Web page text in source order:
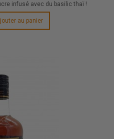
infusé avec du basilic thaï !
au panier